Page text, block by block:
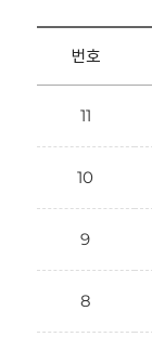
번호
11
10
9
8